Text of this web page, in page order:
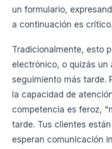
un formulario,
a continuación es crítico.
Tradicionalmente, esto
electrónico, o quizás un
seguimiento más tarde.
la capacidad de
competencia es feroz,
tarde. Tus clientes
esperan comunicación